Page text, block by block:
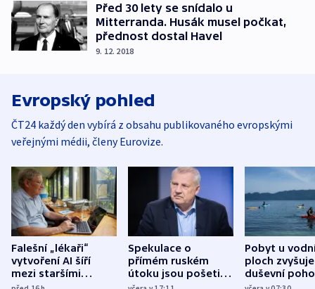
Před 30 lety se snídalo u
Mitterranda. Husák musel počkat,
přednost dostal Havel
9. 12. 2018
Evropský pohled
ČT24 každý den vybírá z obsahu publikovaného evropskými
veřejnými médii, členy Eurovize.
Falešní „lékaři“
vytvoření AI šíří
mezi staršími
Poláky nebezpečné
Spekulace o
přímém ruském
útoku jsou pošetilé,
míní estonský
Pobyt u
ploch zvyšuje
duševní
ukázala